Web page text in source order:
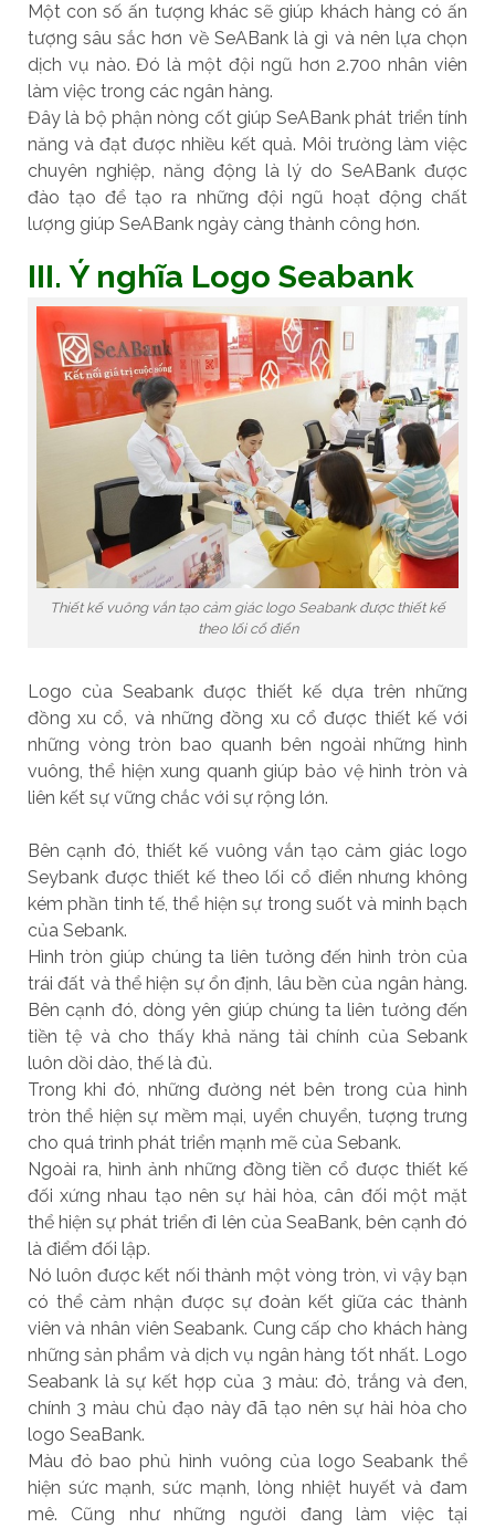
Một con số ấn tượng khác sẽ giúp khách hàng có ấn
tượng sâu sắc hơn về SeABank là gì và nên lựa chọn
dịch vụ nào. Đó là một đội ngũ hơn 2.700 nhân viên
làm việc trong các ngân hàng.
Đây là bộ phận nòng cốt giúp SeABank phát triển tính
năng và đạt được nhiều kết quả. Môi trường làm việc
chuyên nghiệp, năng động là lý do SeABank được
đào tạo để tạo ra những đội ngũ hoạt động chất
lượng giúp SeABank ngày càng thành công hơn.
III. Ý nghĩa Logo Seabank
Thiết kế vuông vắn tạo cảm giác logo Seabank được thiết kế
theo lối cổ điển
Logo của Seabank được thiết kế dựa trên những
đồng xu cổ, và những đồng xu cổ được thiết kế với
những vòng tròn bao quanh bên ngoài những hình
vuông, thể hiện xung quanh giúp bảo vệ hình tròn và
liên kết sự vững chắc với sự rộng lớn.
Bên cạnh đó, thiết kế vuông vắn tạo cảm giác logo
Seybank được thiết kế theo lối cổ điển nhưng không
kém phần tinh tế, thể hiện sự trong suốt và minh bạch
của Sebank.
Hình tròn giúp chúng ta liên tưởng đến hình tròn của
trái đất và thể hiện sự ổn định, lâu bền của ngân hàng.
Bên cạnh đó, dòng yên giúp chúng ta liên tưởng đến
tiền tệ và cho thấy khả năng tài chính của Sebank
luôn dồi dào, thế là đủ.
Trong khi đó, những đường nét bên trong của hình
tròn thể hiện sự mềm mại, uyển chuyển, tượng trưng
cho quá trình phát triển mạnh mẽ của Sebank.
Ngoài ra, hình ảnh những đồng tiền cổ được thiết kế
đối xứng nhau tạo nên sự hài hòa, cân đối một mặt
thể hiện sự phát triển đi lên của SeaBank, bên cạnh đó
là điểm đối lập.
Nó luôn được kết nối thành một vòng tròn, vì vậy bạn
có thể cảm nhận được sự đoàn kết giữa các thành
viên và nhân viên Seabank. Cung cấp cho khách hàng
những sản phẩm và dịch vụ ngân hàng tốt nhất. Logo
Seabank là sự kết hợp của 3 màu: đỏ, trắng và đen,
chính 3 màu chủ đạo này đã tạo nên sự hài hòa cho
logo SeaBank.
Màu đỏ bao phủ hình vuông của logo Seabank thể
hiện sức mạnh, sức mạnh, lòng nhiệt huyết và đam
mê. Cũng như những người đang làm việc tại